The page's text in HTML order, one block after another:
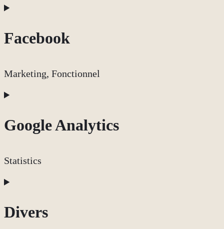
Consent
service
fonts
Facebook
Marketing, Fonctionnel
Consent
service
Google Analytics
Statistics
Consent
service
Divers